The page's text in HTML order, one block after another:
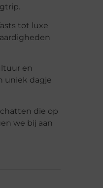
tot luxe
en
uniek dagje
die op
we bij aan